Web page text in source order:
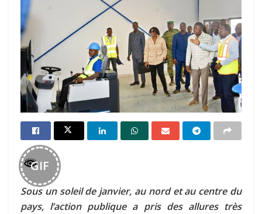
GIF
Sous un soleil de janvier, au nord et au centre du
pays, l’action publique a pris des allures très